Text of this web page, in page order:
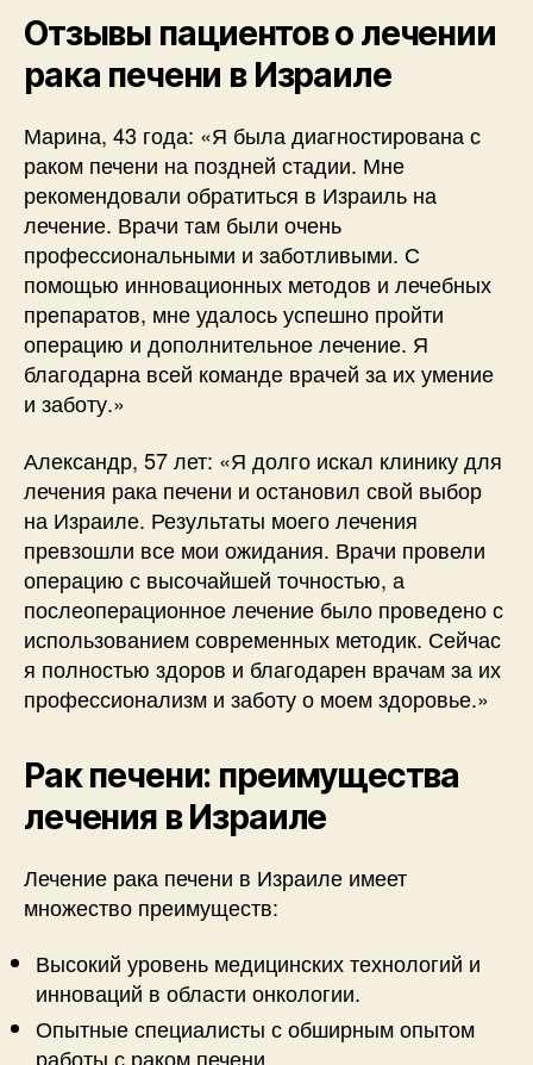
Отзывы пациентов о лечении
рака печени в Израиле
Марина, 43 года: «Я была диагностирована с
раком печени на поздней стадии. Мне
рекомендовали обратиться в Израиль на
лечение. Врачи там были очень
профессиональными и заботливыми. С
помощью инновационных методов и лечебных
препаратов, мне удалось успешно пройти
операцию и дополнительное лечение. Я
благодарна всей команде врачей за их умение
и заботу.»
Александр, 57 лет: «Я долго искал клинику для
лечения рака печени и остановил свой выбор
на Израиле. Результаты моего лечения
превзошли все мои ожидания. Врачи провели
операцию с высочайшей точностью, а
послеоперационное лечение было проведено с
использованием современных методик. Сейчас
я полностью здоров и благодарен врачам за их
профессионализм и заботу о моем здоровье.»
Рак печени: преимущества
лечения в Израиле
Лечение рака печени в Израиле имеет
множество преимуществ:
Высокий уровень медицинских технологий и
инноваций в области онкологии.
Опытные специалисты с обширным опытом
работы с раком печени.